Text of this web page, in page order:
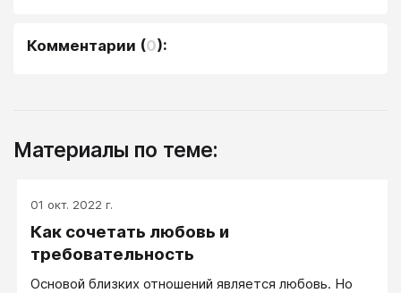
Комментарии (0):
Материалы по теме:
01 окт. 2022 г.
Как сочетать любовь и
требовательность
Основой близких отношений является любовь. Но